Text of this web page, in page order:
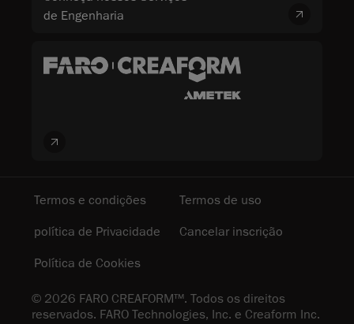
de Engenharia
© 2026 FARO CREAFORM™. Todos os direitos
reservados. FARO Technologies, Inc. e Creaform Inc.
Termos e condições
Termos de uso
política de Privacidade
Cancelar inscrição
Política de Cookies